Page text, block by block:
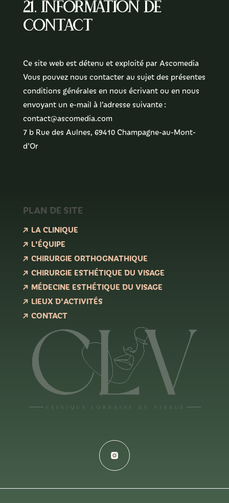
21. Information de
contact
Ce site web est détenu et exploité par Ascomedia
Vous pouvez nous contacter au sujet des présentes
conditions générales en nous écrivant ou en nous
envoyant un e-mail à l’adresse suivante :
contact@ascomedia.com
7 b Rue des Aulnes, 69410 Champagne-au-Mont-
d'Or
PLAN DE SITE
LA CLINIQUE
L'ÉQUIPE
CHIRURGIE ORTHOGNATHIQUE
CHIRURGIE ESTHÉTIQUE DU VISAGE
MÉDECINE ESTHÉTIQUE DU VISAGE
LIEUX D'ACTIVITÉS
CONTACT